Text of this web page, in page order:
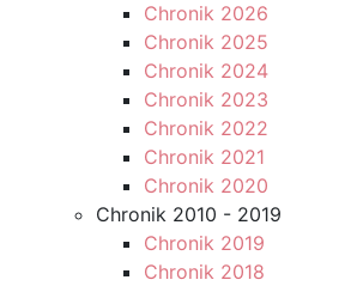
Chronik 2026
Chronik 2025
Chronik 2024
Chronik 2023
Chronik 2022
Chronik 2021
Chronik 2020
Chronik 2010 - 2019
Chronik 2019
Chronik 2018